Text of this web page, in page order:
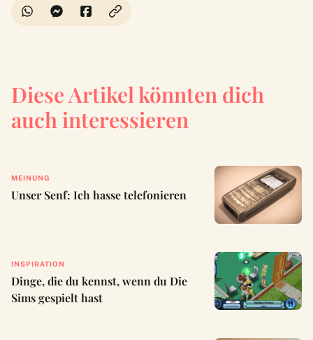
Diese Artikel könnten dich
auch interessieren
MEINUNG
Unser Senf: Ich hasse telefonieren
INSPIRATION
Dinge, die du kennst, wenn du Die
Sims gespielt hast